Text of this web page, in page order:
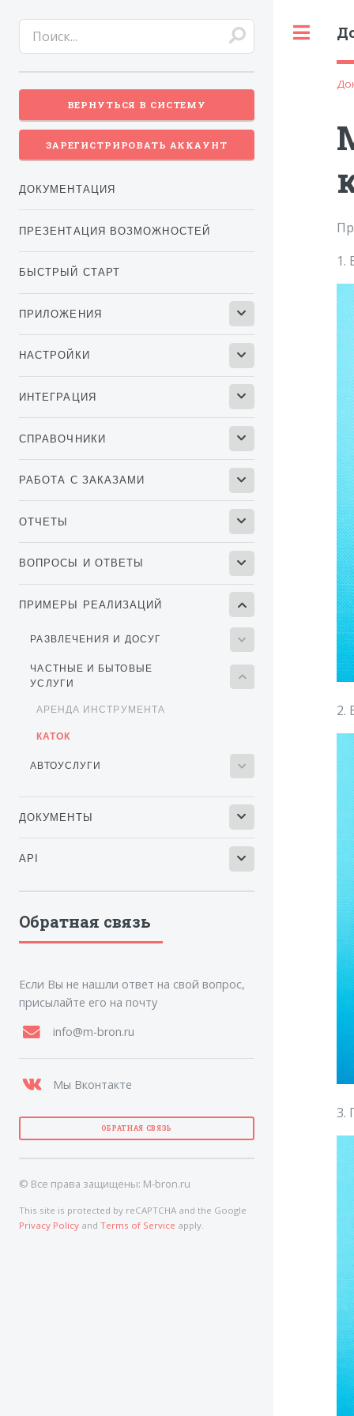
1.
2.
3.
ВЕРНУТЬСЯ В СИСТЕМУ
ЗАРЕГИСТРИРОВАТЬ АККАУНТ
ДОКУМЕНТАЦИЯ
ПРЕЗЕНТАЦИЯ ВОЗМОЖНОСТЕЙ
БЫСТРЫЙ СТАРТ
ПРИЛОЖЕНИЯ
НАСТРОЙКИ
ИНТЕГРАЦИЯ
СПРАВОЧНИКИ
РАБОТА С ЗАКАЗАМИ
ОТЧЕТЫ
ВОПРОСЫ И ОТВЕТЫ
ПРИМЕРЫ РЕАЛИЗАЦИЙ
РАЗВЛЕЧЕНИЯ И ДОСУГ
ЧАСТНЫЕ И БЫТОВЫЕ
УСЛУГИ
АРЕНДА ИНСТРУМЕНТА
КАТОК
АВТОУСЛУГИ
ДОКУМЕНТЫ
API
Обратная связь
Если Вы не нашли ответ на свой вопрос,
присылайте его на почту
info@m-bron.ru
Мы Вконтакте
ОБРАТНАЯ СВЯЗЬ
© Все права защищены: M-bron.ru
This site is protected by reCAPTCHA and the Google
Privacy Policy and Terms of Service apply.